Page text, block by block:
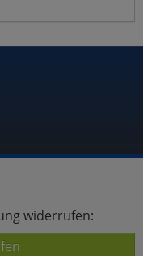
widerrufen: